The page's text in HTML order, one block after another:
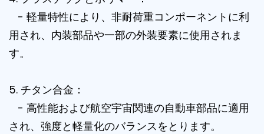
- 軽量特性により、非耐荷重コンポーネントに利
用され、内装部品や一部の外装要素に使用されま
す。
5. チタン合金：
- 高性能および航空宇宙関連の自動車部品に適用
され、強度と軽量化のバランスをとります。